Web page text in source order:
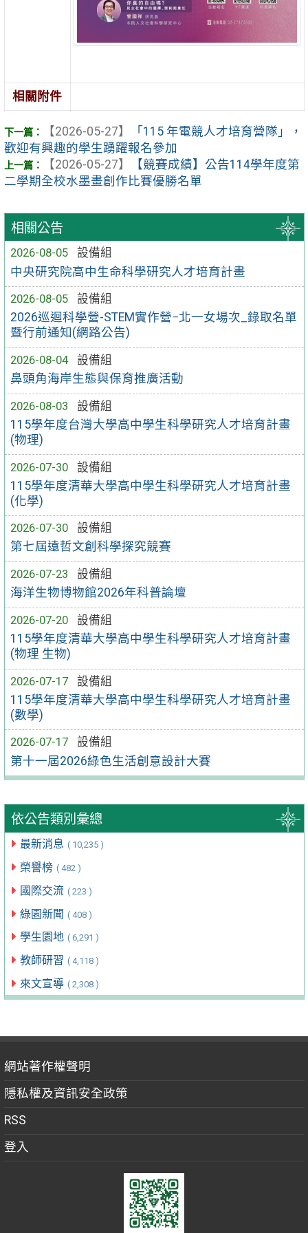
相關公告
2026-08-05
設備組
中央研究院高中生命科學研究人才培育計畫
2026-08-05
設備組
2026巡迴科學營-STEM實作營−北一女場次_錄取名單
暨行前通知(網路公告)
2026-08-04
設備組
鼻頭角海岸生態與保育推廣活動
2026-08-03
設備組
115學年度台灣大學高中學生科學研究人才培育計畫
(物理)
2026-07-30
設備組
115學年度清華大學高中學生科學研究人才培育計畫
(化學)
2026-07-30
設備組
第七屆遠哲文創科學探究競賽
2026-07-23
設備組
海洋生物博物館2026年科普論壇
2026-07-20
設備組
115學年度清華大學高中學生科學研究人才培育計畫
(物理 生物)
2026-07-17
設備組
115學年度清華大學高中學生科學研究人才培育計畫
(數學)
2026-07-17
設備組
第十一屆2026綠色生活創意設計大賽
依公告類別彙總
最新消息 ( 10,235 )
榮譽榜 ( 482 )
國際交流 ( 223 )
綠園新聞 ( 408 )
學生園地 ( 6,291 )
教師研習 ( 4,118 )
來文宣導 ( 2,308 )
相關附件
【2026-05-27】
「115 年電競人才培育營隊」，
歡迎有興趣的學生踴躍報名參加
【2026-05-27】
【競賽成績】公告114學年度第
二學期全校水墨畫創作比賽優勝名單
網站著作權聲明
隱私權及資訊安全政策
RSS
登入